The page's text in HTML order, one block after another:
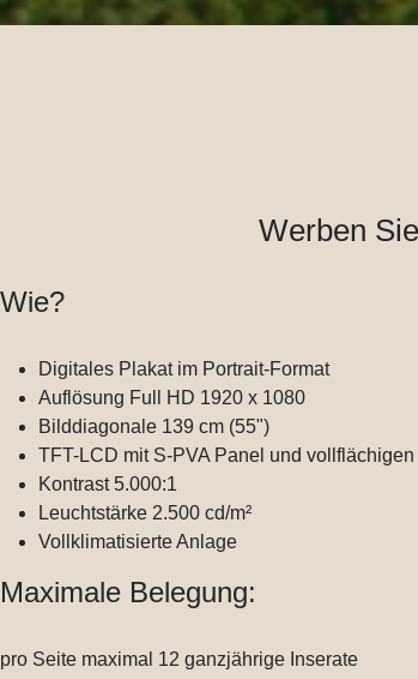
Werben
Wie?
Digitales Plakat im Portrait-Format
Auflösung Full HD 1920 x 1080
Bilddiagonale 139 cm (55")
TFT-LCD mit S-PVA Panel und
Kontrast 5.000:1
Leuchtstärke 2.500 cd/m²
Vollklimatisierte Anlage
Maximale Belegung:
pro Seite maximal 12 ganzjährige Inserate